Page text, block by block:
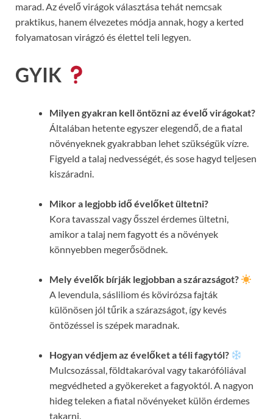
marad. Az évelő virágok választása tehát nemcsak
praktikus, hanem élvezetes módja annak, hogy a kerted
folyamatosan virágzó és élettel teli legyen.
GYIK
Milyen gyakran kell öntözni az évelő virágokat?
Általában hetente egyszer elegendő, de a fiatal
növényeknek gyakrabban lehet szükségük vízre.
Figyeld a talaj nedvességét, és sose hagyd teljesen
kiszáradni.
Mikor a legjobb idő évelőket ültetni?
Kora tavasszal vagy ősszel érdemes ültetni,
amikor a talaj nem fagyott és a növények
könnyebben megerősödnek.
Mely évelők bírják legjobban a szárazságot?
A levendula, sásliliom és kövirózsa fajták
különösen jól tűrik a szárazságot, így kevés
öntözéssel is szépek maradnak.
Hogyan védjem az évelőket a téli fagytól?
Mulcsozással, földtakaróval vagy takarófóliával
megvédheted a gyökereket a fagyoktól. A nagyon
hideg teleken a fiatal növényeket külön érdemes
takarni.